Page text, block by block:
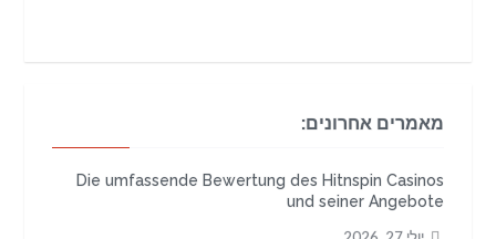
מאמרים אחרונים:
Die umfassende Bewertung des Hitnspin Casinos
und seiner Angebote